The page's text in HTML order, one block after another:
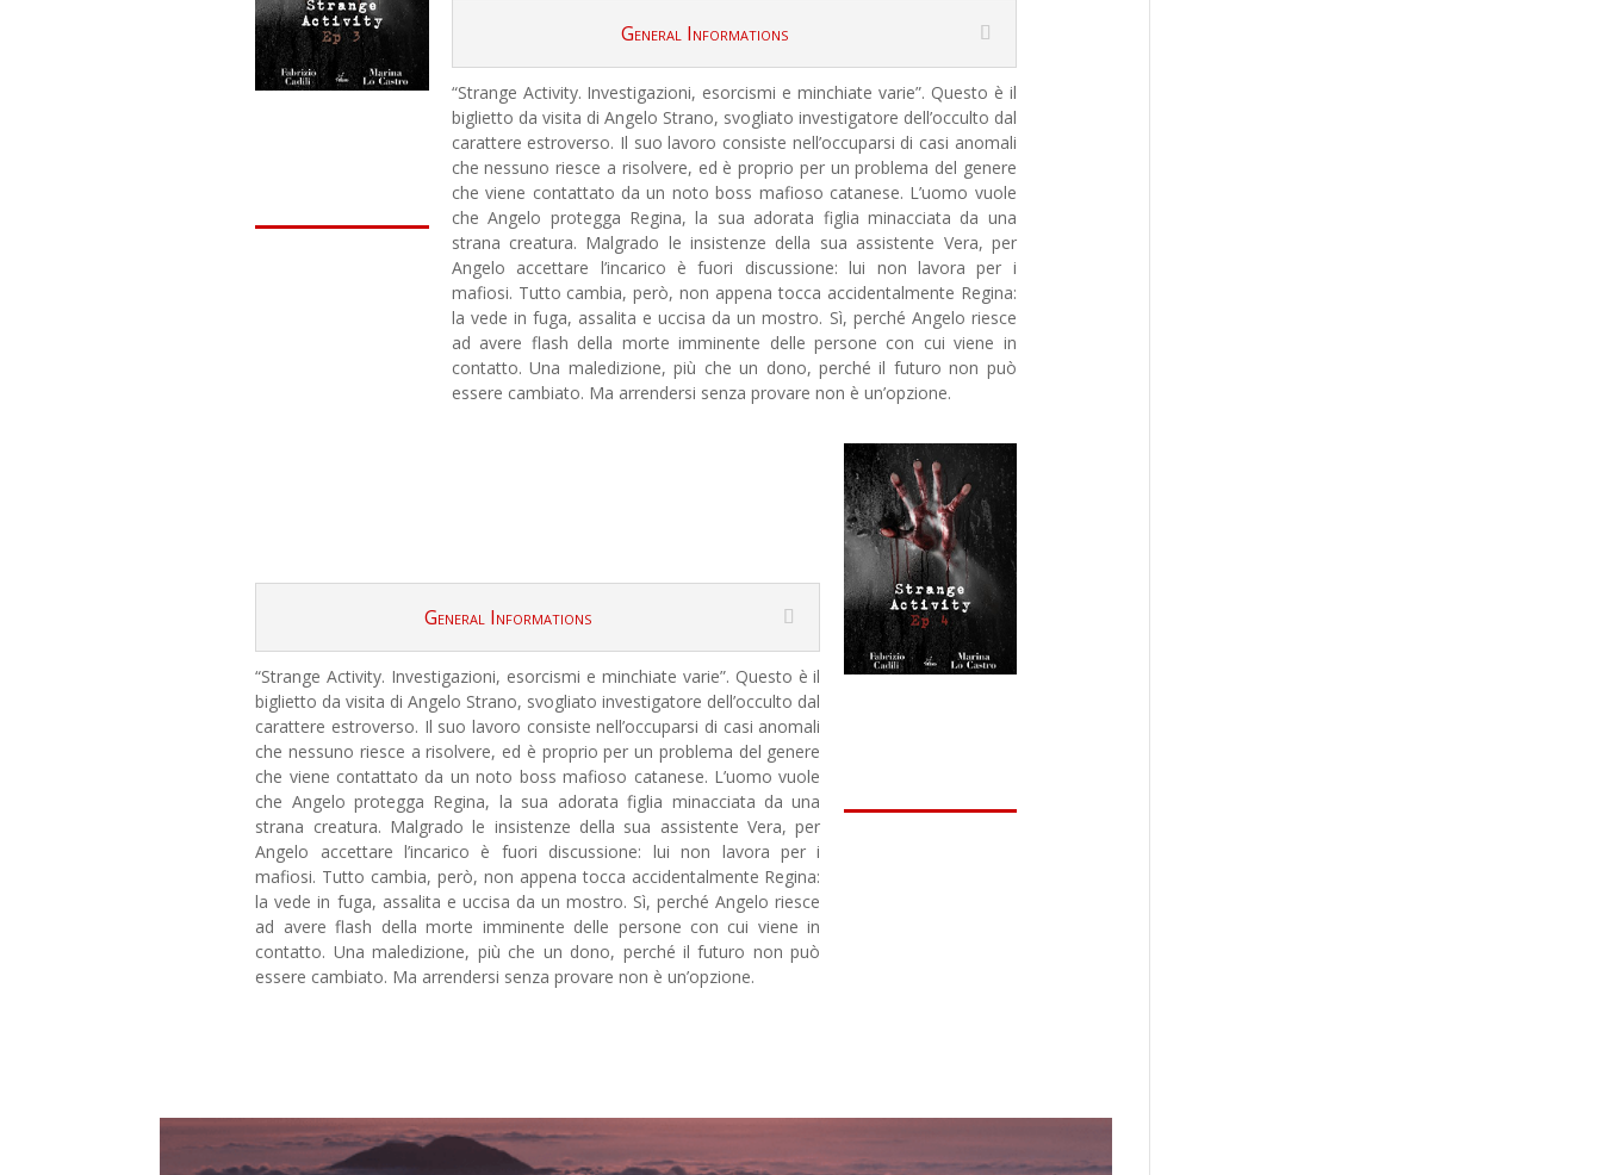
General Informations
“Strange Activity. Investigazioni, esorcismi e minchiate varie”. Questo è il
biglietto da visita di Angelo Strano, svogliato investigatore dell’occulto dal
carattere estroverso. Il suo lavoro consiste nell’occuparsi di casi anomali
che nessuno riesce a risolvere, ed è proprio per un problema del genere
che viene contattato da un noto boss mafioso catanese. L’uomo vuole
che Angelo protegga Regina, la sua adorata figlia minacciata da una
strana creatura. Malgrado le insistenze della sua assistente Vera, per
Angelo accettare l’incarico è fuori discussione: lui non lavora per i
mafiosi. Tutto cambia, però, non appena tocca accidentalmente Regina:
la vede in fuga, assalita e uccisa da un mostro. Sì, perché Angelo riesce
ad avere flash della morte imminente delle persone con cui viene in
contatto. Una maledizione, più che un dono, perché il futuro non può
essere cambiato. Ma arrendersi senza provare non è un’opzione.
General Informations
“Strange Activity. Investigazioni, esorcismi e minchiate varie”. Questo è il
biglietto da visita di Angelo Strano, svogliato investigatore dell’occulto dal
carattere estroverso. Il suo lavoro consiste nell’occuparsi di casi anomali
che nessuno riesce a risolvere, ed è proprio per un problema del genere
che viene contattato da un noto boss mafioso catanese. L’uomo vuole
che Angelo protegga Regina, la sua adorata figlia minacciata da una
strana creatura. Malgrado le insistenze della sua assistente Vera, per
Angelo accettare l’incarico è fuori discussione: lui non lavora per i
mafiosi. Tutto cambia, però, non appena tocca accidentalmente Regina:
la vede in fuga, assalita e uccisa da un mostro. Sì, perché Angelo riesce
ad avere flash della morte imminente delle persone con cui viene in
contatto. Una maledizione, più che un dono, perché il futuro non può
essere cambiato. Ma arrendersi senza provare non è un’opzione.